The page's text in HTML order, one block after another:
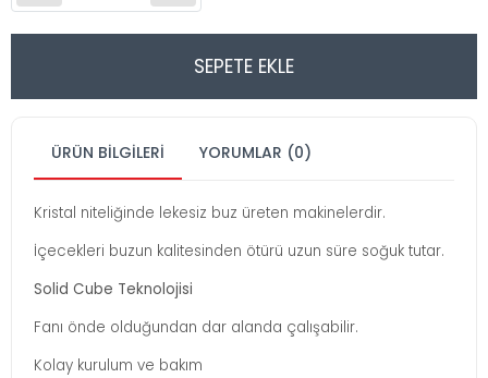
SEPETE EKLE
ÜRÜN BILGILERI YORUMLAR (0)
Kristal niteliğinde lekesiz buz üreten makinelerdir.
İçecekleri buzun kalitesinden ötürü uzun süre soğuk tutar.
Solid Cube Teknolojisi
Fanı önde olduğundan dar alanda çalışabilir.
Kolay kurulum ve bakım